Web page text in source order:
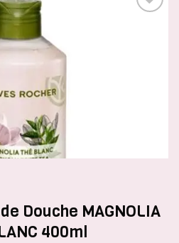
Douche MAGNOLIA
400ml